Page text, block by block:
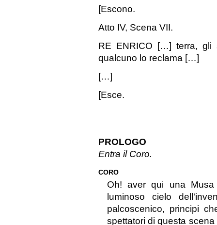
[Escono.
Atto IV, Scena VII.
RE ENRICO […] terra, gli
qualcuno lo reclama […]
[…]
[Esce.
PROLOGO
Entra il Coro.
CORO
Oh! aver qui una
luminoso cielo
palcoscenico, principi
spettatori di questa